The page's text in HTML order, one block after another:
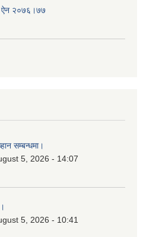
ऐन २०७६।७७
सम्बन्धमा।
5, 2026 - 14:07
5, 2026 - 10:41